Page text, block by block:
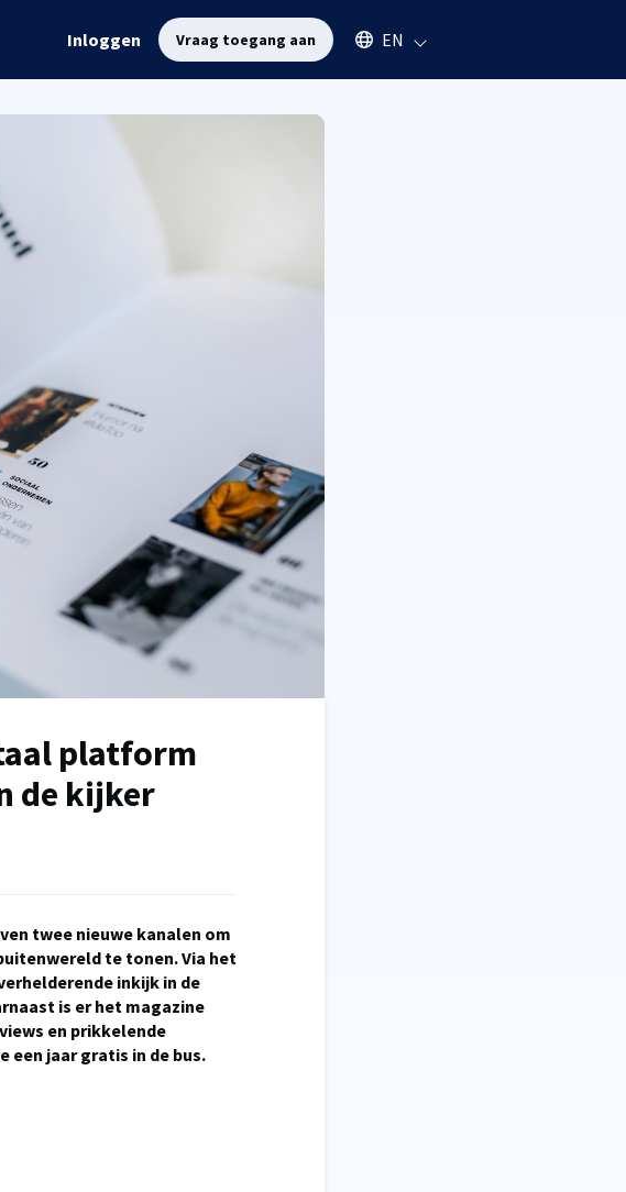
Inloggen Vraag toegang aan Select an available language
EN
platform
de kijker
twee nieuwe kanalen om
te tonen. Via het
inkijk in de
is er het magazine
en prikkelende
een jaar gratis in de bus.